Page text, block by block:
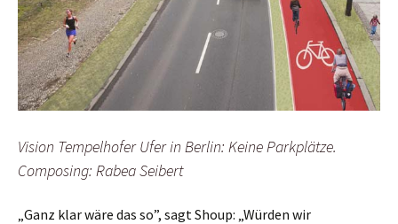
Vision Tempelhofer Ufer in Berlin: Keine Parkplätze.
Composing: Rabea Seibert
„Ganz klar wäre das so”, sagt Shoup: „Würden wir